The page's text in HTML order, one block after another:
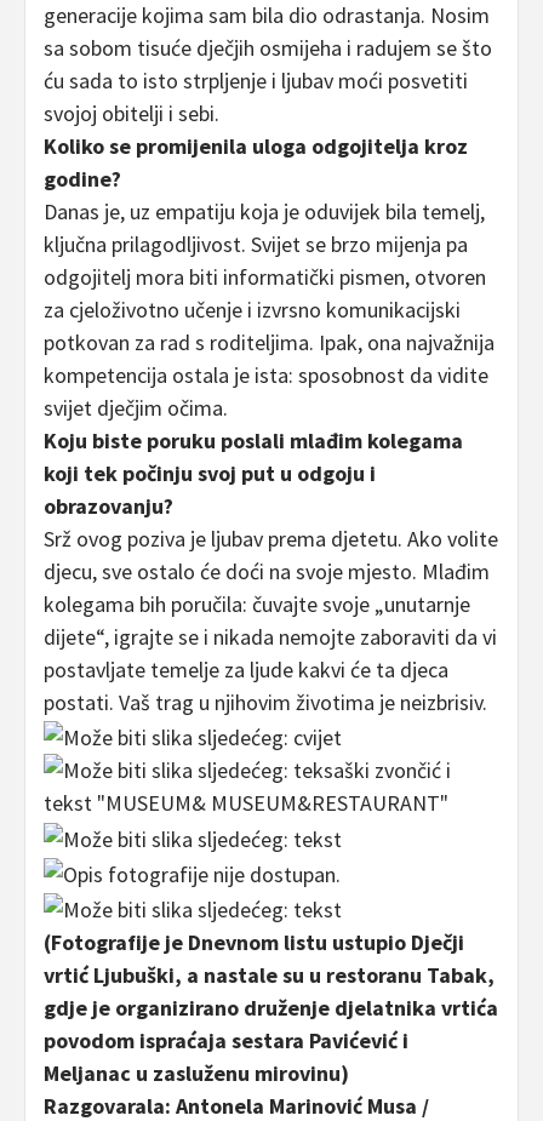
generacije kojima sam bila dio odrastanja. Nosim
sa sobom tisuće dječjih osmijeha i radujem se što
ću sada to isto strpljenje i ljubav moći posvetiti
svojoj obitelji i sebi.
Koliko se promijenila uloga odgojitelja kroz
godine?
Danas je, uz empatiju koja je oduvijek bila temelj,
ključna prilagodljivost. Svijet se brzo mijenja pa
odgojitelj mora biti informatički pismen, otvoren
za cjeloživotno učenje i izvrsno komunikacijski
potkovan za rad s roditeljima. Ipak, ona najvažnija
kompetencija ostala je ista: sposobnost da vidite
svijet dječjim očima.
Koju biste poruku poslali mlađim kolegama
koji tek počinju svoj put u odgoju i
obrazovanju?
Srž ovog poziva je ljubav prema djetetu. Ako volite
djecu, sve ostalo će doći na svoje mjesto. Mlađim
kolegama bih poručila: čuvajte svoje „unutarnje
dijete“, igrajte se i nikada nemojte zaboraviti da vi
postavljate temelje za ljude kakvi će ta djeca
postati. Vaš trag u njihovim životima je neizbrisiv.
(Fotografije je Dnevnom listu ustupio Dječji
vrtić Ljubuški, a nastale su u restoranu Tabak,
gdje je organizirano druženje djelatnika vrtića
povodom ispraćaja sestara Pavićević i
Meljanac u zasluženu mirovinu)
Razgovarala: Antonela Marinović Musa /